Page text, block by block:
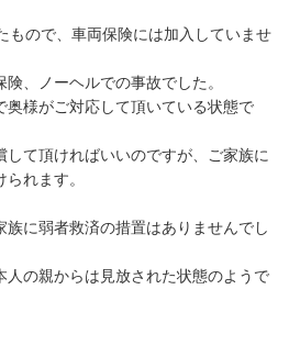
もので、車両保険には加入していませ
、ノーヘルでの事故でした。
奥様がご対応して頂いている状態で
て頂ければいいのですが、ご家族に
れます。
に弱者救済の措置はありませんでし
人の親からは見放された状態のようで